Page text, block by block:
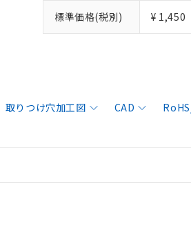
標準価格(税別) ¥ 1,450
取りつけ穴加工図 CAD